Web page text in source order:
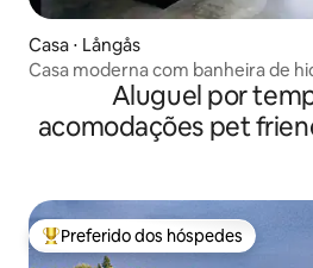
Casa ⋅ Långås
Casa moderna com banheira de
ambiente ruralAluguel por
acomodações pet
Entre os melhores preferidos dos
Preferido dos hóspedes